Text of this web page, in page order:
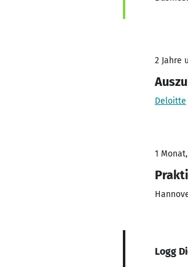
2 Jahre
Deloitte
1
Logg